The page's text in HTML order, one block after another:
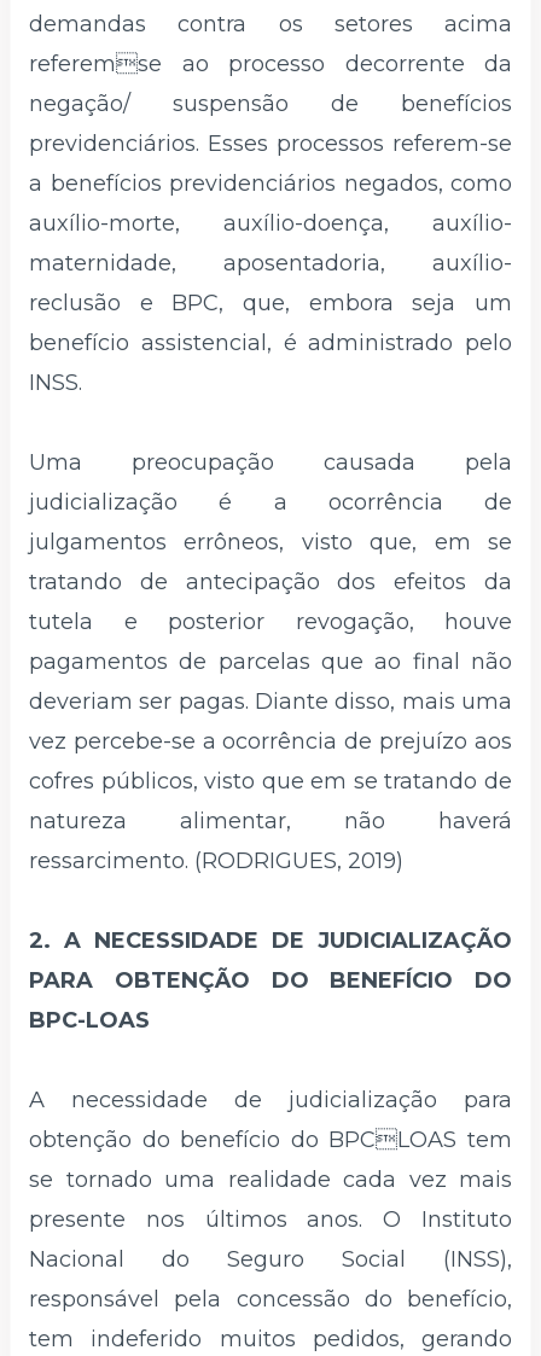
demandas contra os setores acima
referemse ao processo decorrente da
negação/ suspensão de benefícios
previdenciários. Esses processos referem-se
a benefícios previdenciários negados, como
auxílio-morte, auxílio-doença, auxílio-
maternidade, aposentadoria, auxílio-
reclusão e BPC, que, embora seja um
benefício assistencial, é administrado pelo
INSS.
Uma preocupação causada pela
judicialização é a ocorrência de
julgamentos errôneos, visto que, em se
tratando de antecipação dos efeitos da
tutela e posterior revogação, houve
pagamentos de parcelas que ao final não
deveriam ser pagas. Diante disso, mais uma
vez percebe-se a ocorrência de prejuízo aos
cofres públicos, visto que em se tratando de
natureza alimentar, não haverá
ressarcimento. (RODRIGUES, 2019)
2. A NECESSIDADE DE JUDICIALIZAÇÃO
PARA OBTENÇÃO DO BENEFÍCIO DO
BPC-LOAS
A necessidade de judicialização para
obtenção do benefício do BPCLOAS tem
se tornado uma realidade cada vez mais
presente nos últimos anos. O Instituto
Nacional do Seguro Social (INSS),
responsável pela concessão do benefício,
tem indeferido muitos pedidos, gerando